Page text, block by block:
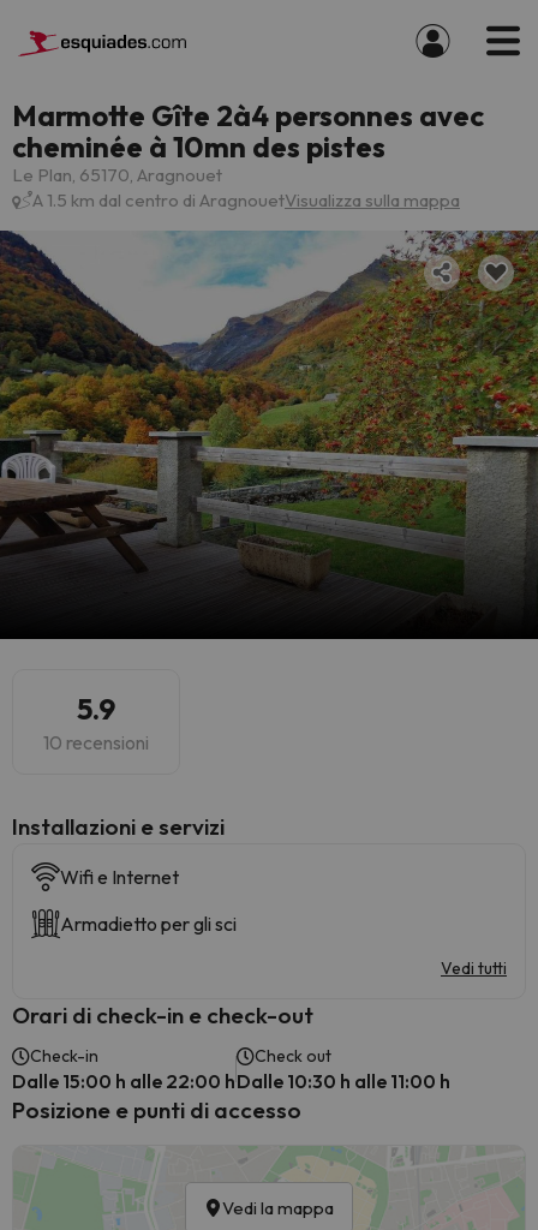
Marmotte Gîte 2à4 personnes avec
cheminée à 10mn des pistes
Le Plan, 65170, Aragnouet
A 1.5 km dal centro di AragnouetVisualizza sulla mappa
5.9
10 recensioni
Installazioni e servizi
Wifi e Internet
Armadietto per gli sci
Vedi tutti
Orari di check-in e check-out
Check-in
Dalle 15:00 h alle 22:00 h
Check out
Dalle 10:30 h alle 11:00 h
Posizione e punti di accesso
Vedi la mappa